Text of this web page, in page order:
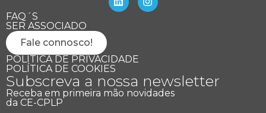
FAQ´S
SER ASSOCIADO
Fale connosco!
POLÍTICA DE PRIVACIDADE
POLÍTICA DE COOKIES
Subscreva a nossa newsletter
Receba em primeira mão novidades
da CE-CPLP